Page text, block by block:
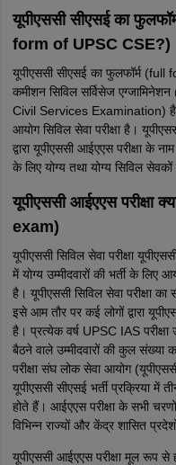
यूपीएससी सीएसई का
form of UPSC CSE?)
यूपीएससी सीएसई का फुलफॉर्म (full
कमीशन सिविल सर्विसेज
Civil Services Examination) है।
आयोग सिविल सेवा परीक्षा है।
द्वारा यूपीएससी आईएएस परीक्षा के
के लिए योग्य तथा योग्य सिविल सेवकों
यूपीएससी आईएएस परीक्षा
exam)
यूपीएससी सिविल सेवा परीक्षा
में योग्य उम्मीदवारों की भर्ती के लिए
है। यूपीएससी सिविल सेवा परीक्षा
इसे आम तौर पर कई लोगों द्वारा
है। प्रत्येक वर्ष UPSC IAS परीक्षा
बैठने वाले उम्मीदवारों की कुल
परीक्षा संघ लोक सेवा आयोग
यूपीएससी सीएसई भर्ती प्रक्रिया में
होते हैं। आईएएस परीक्षा के सभी
विभिन्न राज्यों और केंद्र शासित
यूपीएससी आईएएस परीक्षा मूल रूप से